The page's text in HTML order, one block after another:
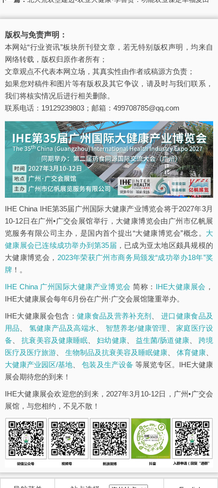
版权与免责声明：
本网站“行业资讯”板块所刊登文章，若无特别版权声明，均来自
网络转载，版权归原作者所有；
文章观点不代表本网立场，其真实性由作者或稿源方负责；
如果您对稿件和图片等有版权及其它争议，请及时与我们联系，
我们将核实情况后进行相关删除。
联系电话：19129239803；邮箱：499708785@qq.com
IHE China IHE第35届广州国际大健康产业博览会将于2027年3月
10-12日在广州•广交会展馆举行，大健康博览会由广州市亿帆展
览服务有限公司主办，是国内首个提出“大健康博览会”概念。 大
健康展会已连续成功举办到第35届 ，已成为亚太地区颇具规模的
大健康博览会， 2023年荣获广州市商务局颁发“成功举办18年”奖
牌 ！。
IHE China 广州国际大健康产业博览会 简称： IHE大健康展会 ，
IHE大健康展会每年6月份在广州·广交会展馆隆重举办。
IHE大健康展会包含： 健康食品及营养补充剂 、进口健康食品及
用品
氢健康产品及高端水 智慧养老/健康管理 、家庭医疗设
备 、抗衰美容及健康睡眠 、妇幼健康、 益生菌/肠道健康、 跨境
医疗及医疗旅游
生物制品及抗衰美容及睡眠健康 体育健康
大健康产业园区/基地 、包装及生产设备 等展览专区。IHE大健康
展会期待您的到来！
IHE大健康展会欢迎您的到来，2027年3月10-12日，广州•广交会
展馆，与您相约，不见不散！